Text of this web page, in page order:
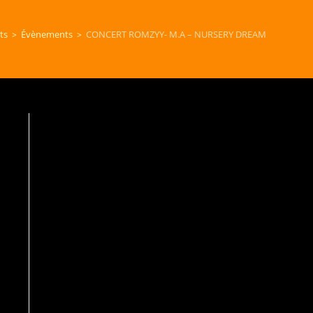
> Évènements > CONCERT ROMZYY- M.A – NURSERY DREAM